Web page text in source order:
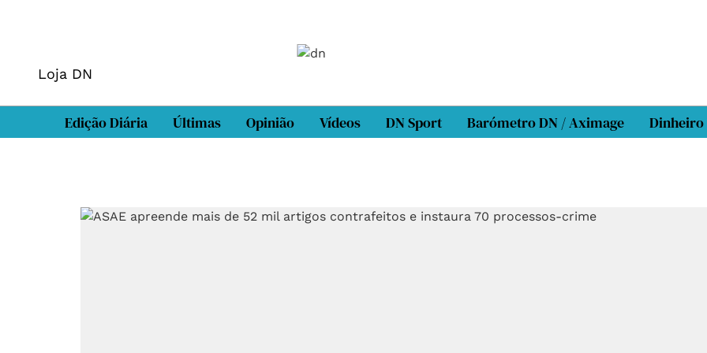
Loja DN
Edição Diária Últimas Opinião Vídeos DN Sport Barómetro DN / Aximage Dinheiro